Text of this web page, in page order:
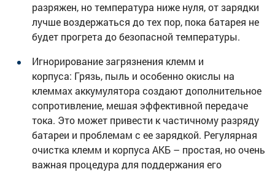
разряжен, но температура ниже нуля, от зарядки
лучше воздержаться до тех пор, пока батарея не
будет прогрета до безопасной температуры.
Игнорирование загрязнения клемм и
корпуса: Грязь, пыль и особенно окислы на
клеммах аккумулятора создают дополнительное
сопротивление, мешая эффективной передаче
тока. Это может привести к частичному разряду
батареи и проблемам с ее зарядкой. Регулярная
очистка клемм и корпуса АКБ – простая, но очень
важная процедура для поддержания его